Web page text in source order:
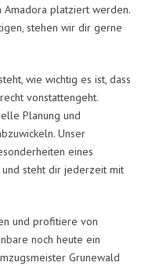
Amadora platziert werden.
stehen wir dir gerne
wie wichtig es ist, dass
vonstattengeht.
Planung und
Unser
eines
und steht dir jederzeit mit
und profitiere von
noch heute ein
Grunewald